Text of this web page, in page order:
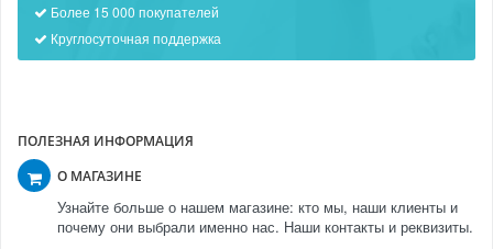
Более 15 000 покупателей
Круглосуточная поддержка
ПОЛЕЗНАЯ ИНФОРМАЦИЯ
О МАГАЗИНЕ
Узнайте больше о нашем магазине: кто мы, наши клиенты и
почему они выбрали именно нас. Наши контакты и реквизиты.